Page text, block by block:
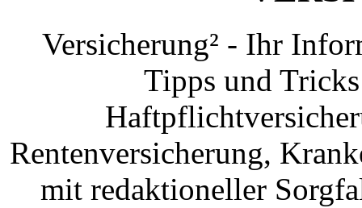
Versicherung² - Ihr
Tipps und
Rentenversicherung,
mit redaktioneller